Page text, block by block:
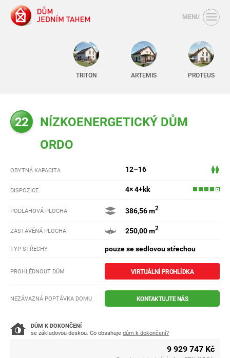
MENU
TRITON ARTEMIS PROTEUS
22
NÍZKOENERGETICKÝ DŮM
ORDO
OBYTNÁ KAPACITA 12–16
DISPOZICE 4× 4+kk
PODLAHOVÁ PLOCHA 386,56 m2
ZASTAVĚNÁ PLOCHA 250,00 m2
TYP STŘECHY pouze se sedlovou střechou
PROHLÉDNOUT DŮM VIRTUÁLNÍ PROHLÍDKA
NEZÁVAZNÁ POPTÁVKA DOMU KONTAKTUJTE NÁS
DŮM K DOKONČENÍ
se základovou deskou. Co obsahuje dům k dokončení?
9 929 747 Kč